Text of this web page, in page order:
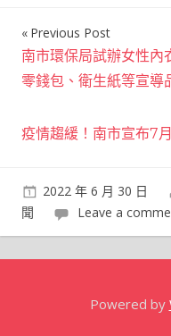
文
章
覽
Previous Post
南市環保局試辦女性內
零錢包、衛生紙等宣導
疫情趨緩！南市宣布7
2022 年 6 月 30 日
聞
Leave a
Powered by